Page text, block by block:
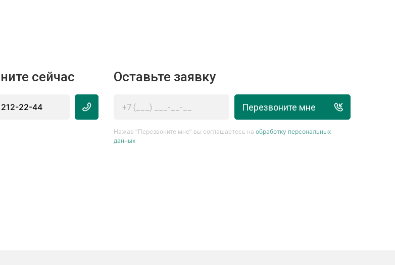
сейчас
22-44
Оставьте заявку
Перезвоните мне
Нажав “Перезвоните мне” вы соглашаетесь на обработку персональных
данных